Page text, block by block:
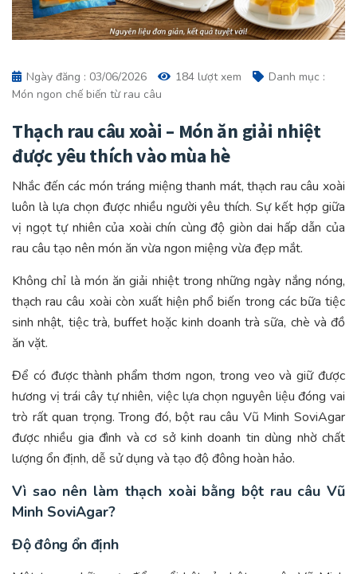
Ngày đăng : 03/06/2026 184 lượt xem
Danh mục :
Món ngon chế biến từ rau câu
Thạch rau câu xoài – Món ăn giải nhiệt
được yêu thích vào mùa hè
Nhắc đến các món tráng miệng thanh mát, thạch rau câu xoài
luôn là lựa chọn được nhiều người yêu thích. Sự kết hợp giữa
vị ngọt tự nhiên của xoài chín cùng độ giòn dai hấp dẫn của
rau câu tạo nên món ăn vừa ngon miệng vừa đẹp mắt.
Không chỉ là món ăn giải nhiệt trong những ngày nắng nóng,
thạch rau câu xoài còn xuất hiện phổ biến trong các bữa tiệc
sinh nhật, tiệc trà, buffet hoặc kinh doanh trà sữa, chè và đồ
ăn vặt.
Để có được thành phẩm thơm ngon, trong veo và giữ được
hương vị trái cây tự nhiên, việc lựa chọn nguyên liệu đóng vai
trò rất quan trọng. Trong đó, bột rau câu Vũ Minh SoviAgar
được nhiều gia đình và cơ sở kinh doanh tin dùng nhờ chất
lượng ổn định, dễ sử dụng và tạo độ đông hoàn hảo.
Vì sao nên làm thạch xoài bằng bột rau câu Vũ
Minh SoviAgar?
Độ đông ổn định